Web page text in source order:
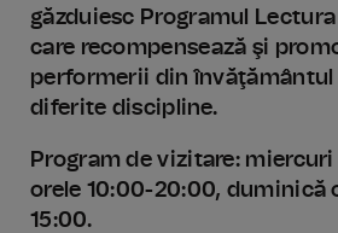
găzduiesc Programul
care recompensează şi
performerii din învăţământul
diferite discipline.
Program de vizitare:
orele 10:00-20:00, duminică
15:00.